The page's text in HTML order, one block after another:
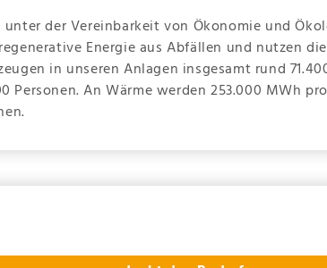
der Vereinbarkeit von Ökonomie und
Energie aus Abfällen und nutzen
in unseren Anlagen insgesamt rund
An Wärme werden 253.000 MWh